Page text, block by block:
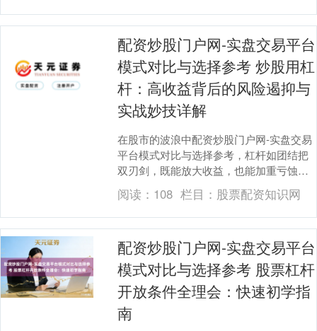
配资炒股门户网-实盘交易平台
模式对比与选择参考 炒股用杠
杆：高收益背后的风险遏抑与
实战妙技详解
在股市的波浪中配资炒股门户网-实盘交易
平台模式对比与选择参考，杠杆如团结把
双刃剑，既能放大收益，也能加重亏蚀。
关于追求高答复的投资者而言，合理愚弄
杠杆是快速积存....
阅读： 108 栏目： 股票配资知识网
配资炒股门户网-实盘交易平台
模式对比与选择参考 股票杠杆
开放条件全理会：快速初学指
南